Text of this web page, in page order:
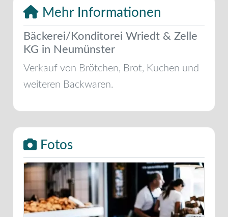
Mehr Informationen
Bäckerei/Konditorei Wriedt & Zelle
KG in Neumünster
Verkauf von Brötchen, Brot, Kuchen und
weiteren Backwaren.
Fotos